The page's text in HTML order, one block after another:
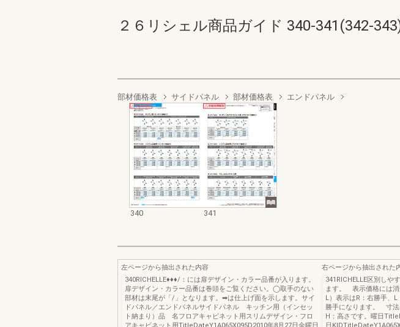
２６リシェル商品ガイド 340-341(342-
部材価格表 サイドパネル 部材価格表 エンドパネル
340 341
左ページから抽出された内容
340RICHELLE♦♦♦/：には扉デザイン・カラー品番が入ります。
扉デザイン・カラー品番は巻頭をご覧ください。◯取手のない
部材は末尾が「/」となります。➡は仕上げ面を示します。サイ
ドパネル／エンドパネルサイドパネル キッチン用（インセッ
ト納まり）品 名フロアキャビネット用スリムデザイン・フロ
アキャビネット用TitleDateY1A065X095D2010年8月27日金曜日
右ページから抽出された
341RICHELLE区別しや
ます。 表示価格には
L）表示はR：右勝手、
勝手になります。 寸法
H：高さです。曜日
日